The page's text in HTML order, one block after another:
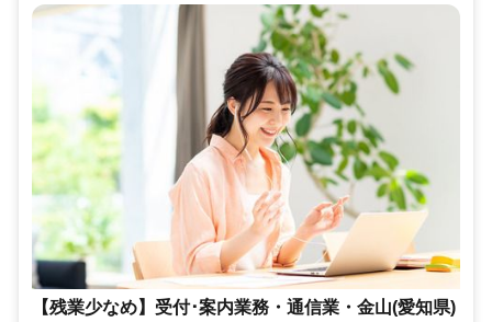
【残業少なめ】受付･案内業務・通信業・金山(愛知県)